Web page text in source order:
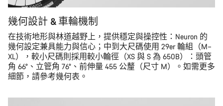
幾何設計 & 車輪機制
在技術地形與林道越野上，提供穩定與操控性：Neuron 的
幾何設定兼具能力與信心；中到大尺碼使用 29er 輪組（M–
XL），較小尺碼則採用較小輪徑（XS 與 S 為 650B）：頭管
角 66°、立管角 76°、前伸量 455 公釐（尺寸 M）。如需更多
細節，請參考幾何表。